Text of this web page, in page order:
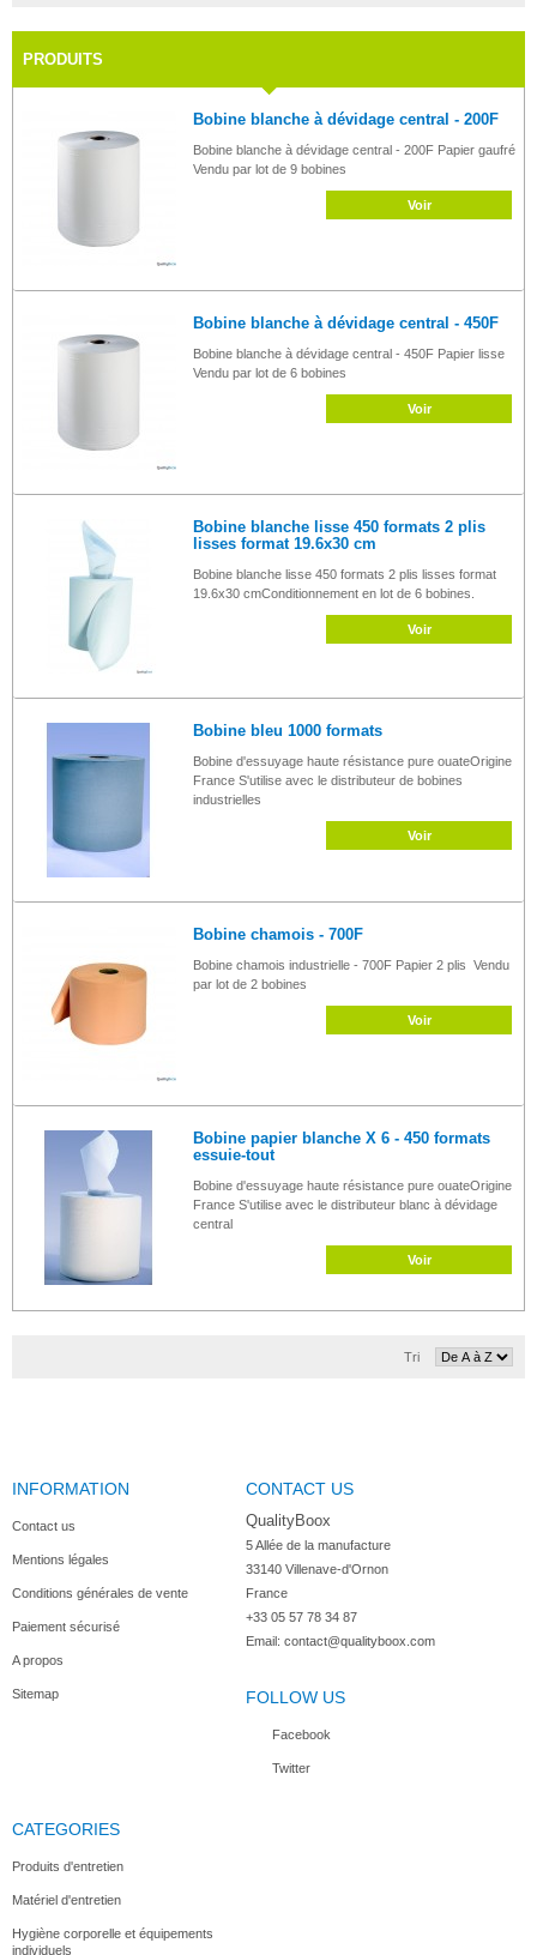
PRODUITS
Bobine blanche à dévidage central - 200F
Bobine blanche à dévidage central - 200F Papier gaufré
Vendu par lot de 9 bobines
Voir
Bobine blanche à dévidage central - 450F
Bobine blanche à dévidage central - 450F Papier lisse
Vendu par lot de 6 bobines
Voir
Bobine blanche lisse 450 formats 2 plis
lisses format 19.6x30 cm
Bobine blanche lisse 450 formats 2 plis lisses format
19.6x30 cmConditionnement en lot de 6 bobines.
Voir
Bobine bleu 1000 formats
Bobine d'essuyage haute résistance pure ouateOrigine
France S'utilise avec le distributeur de bobines
industrielles
Voir
Bobine chamois - 700F
Bobine chamois industrielle - 700F Papier 2 plis Vendu
par lot de 2 bobines
Voir
Bobine papier blanche X 6 - 450 formats
essuie-tout
Bobine d'essuyage haute résistance pure ouateOrigine
France S'utilise avec le distributeur blanc à dévidage
central
Voir
Tri
INFORMATION
Contact us
Mentions légales
Conditions générales de vente
Paiement sécurisé
A propos
Sitemap
CONTACT US
QualityBoox
5 Allée de la manufacture
33140 Villenave-d'Ornon
France
+33 05 57 78 34 87
Email: contact@qualityboox.com
FOLLOW US
Facebook
Twitter
CATEGORIES
Produits d'entretien
Matériel d'entretien
Hygiène corporelle et équipements
individuels